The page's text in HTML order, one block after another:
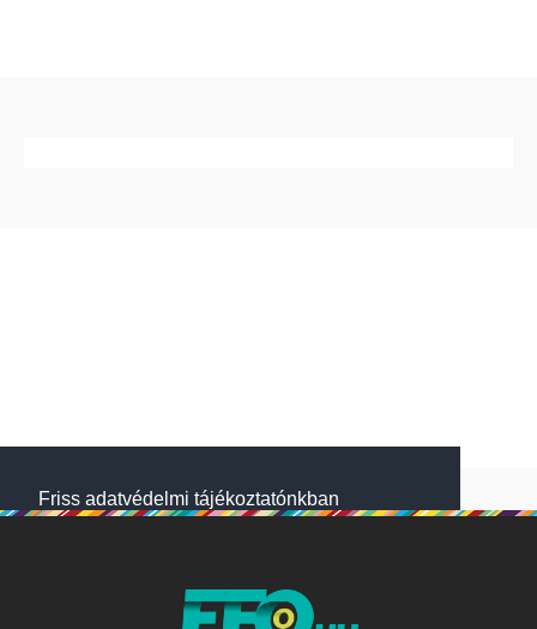
Friss adatvédelmi tájékoztatónkban
használunk a jobb működésért. A Website
NetSolution Média Zrt. 2018 május 25.